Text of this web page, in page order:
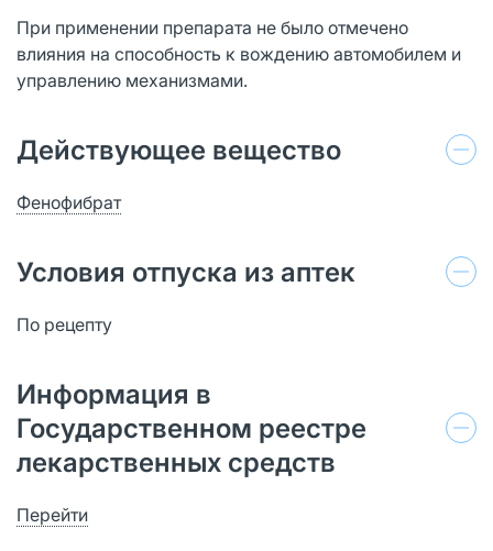
При применении препарата не было отмечено
влияния на способность к вождению автомобилем и
управлению механизмами.
Действующее вещество
Фенофибрат
Условия отпуска из аптек
По рецепту
Информация в
Государственном реестре
лекарственных средств
Перейти